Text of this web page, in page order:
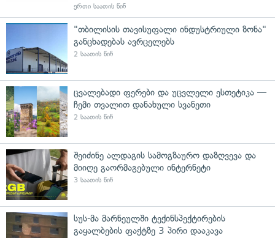
ერთი საათის წინ
"თბილისის თავისუფალი ინდუსტრიული ზონა"
განცხადებას ავრცელებს
2 საათის წინ
ცვალებადი ფერები და უცვლელი ესთეტიკა —
ჩემი თვალით დანახული სვანეთი
2 საათის წინ
შეიძინე ალდაგის სამოგზაურო დაზღვევა და
მიიღე გაორმაგებული ინტერნეტი
3 საათის წინ
სუს-მა მარნეულში ტექინსპექტირების
გაყალბების ფაქტზე 3 პირი დააკავა